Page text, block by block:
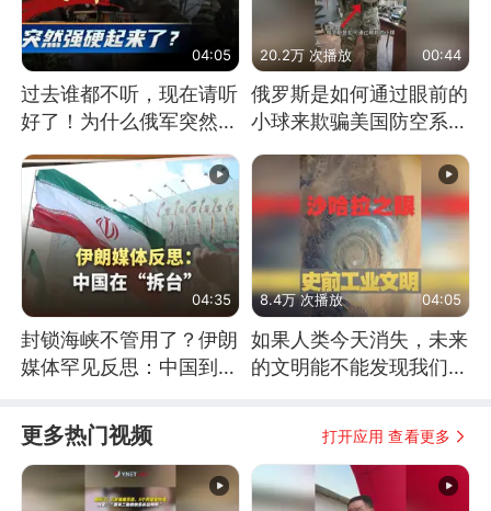
04:05
过去谁都不听，现在请听
好了！为什么俄军突然强
20.2万 次播放 00:44
俄罗斯是如何通过眼前的
小球来欺骗美国防空系统
04:35
封锁海峡不管用了？伊朗
媒体罕见反思：中国到底
8.4万 次播放 04:05
如果人类今天消失，未来
的文明能不能发现我们存
更多热门视频 打开应用 查看更多